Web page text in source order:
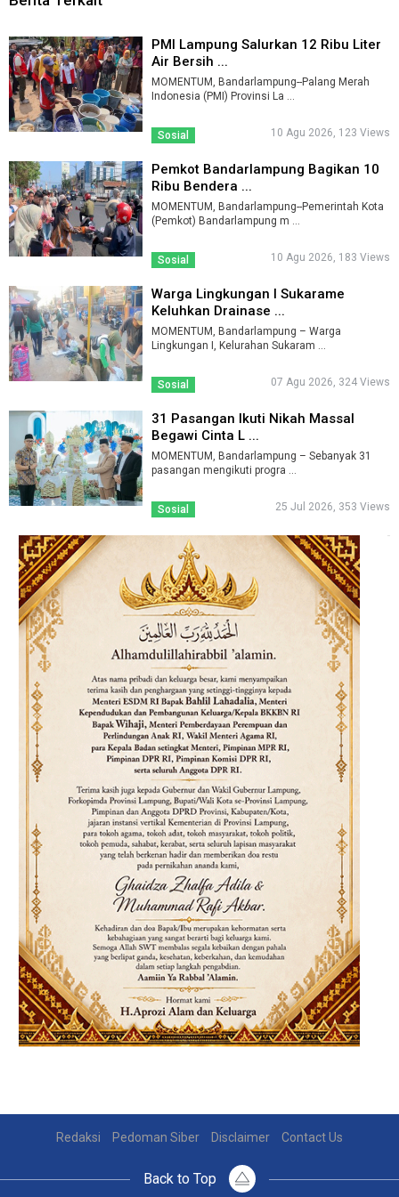
PMI Lampung Salurkan 12 Ribu Liter
Air Bersih ...
MOMENTUM, Bandarlampung--Palang Merah
Indonesia (PMI) Provinsi La ...
Sosial 10 Agu 2026, 123 Views
Pemkot Bandarlampung Bagikan 10
Ribu Bendera ...
MOMENTUM, Bandarlampung--Pemerintah Kota
(Pemkot) Bandarlampung m ...
Sosial 10 Agu 2026, 183 Views
Warga Lingkungan I Sukarame
Keluhkan Drainase ...
MOMENTUM, Bandarlampung – Warga
Lingkungan I, Kelurahan Sukaram ...
Sosial 07 Agu 2026, 324 Views
31 Pasangan Ikuti Nikah Massal
Begawi Cinta L ...
MOMENTUM, Bandarlampung – Sebanyak 31
pasangan mengikuti progra ...
Sosial 25 Jul 2026, 353 Views
Redaksi Pedoman Siber Disclaimer Contact Us
Back to Top